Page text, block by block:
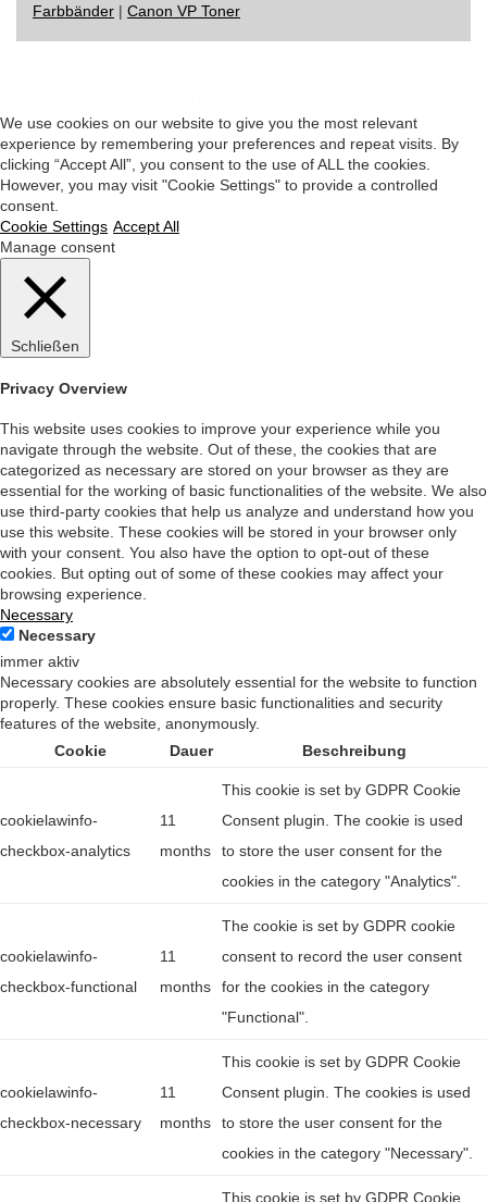
Farbbänder | Canon VP Toner
We use cookies on our website to give you the most relevant
experience by remembering your preferences and repeat visits. By
clicking “Accept All”, you consent to the use of ALL the cookies.
However, you may visit "Cookie Settings" to provide a controlled
consent.
Cookie Settings Accept All
Manage consent
Schließen
Privacy Overview
This website uses cookies to improve your experience while you
navigate through the website. Out of these, the cookies that are
categorized as necessary are stored on your browser as they are
essential for the working of basic functionalities of the website. We also
use third-party cookies that help us analyze and understand how you
use this website. These cookies will be stored in your browser only
with your consent. You also have the option to opt-out of these
cookies. But opting out of some of these cookies may affect your
browsing experience.
Necessary
Necessary
immer aktiv
Necessary cookies are absolutely essential for the website to function
properly. These cookies ensure basic functionalities and security
features of the website, anonymously.
Cookie
Dauer Beschreibung
cookielawinfo-
checkbox-analytics
11
months
This cookie is set by GDPR Cookie
Consent plugin. The cookie is used
to store the user consent for the
cookies in the category "Analytics".
cookielawinfo-
checkbox-functional
11
months
The cookie is set by GDPR cookie
consent to record the user consent
for the cookies in the category
"Functional".
cookielawinfo-
checkbox-necessary
11
months
This cookie is set by GDPR Cookie
Consent plugin. The cookies is used
to store the user consent for the
cookies in the category "Necessary".
This cookie is set by GDPR Cookie